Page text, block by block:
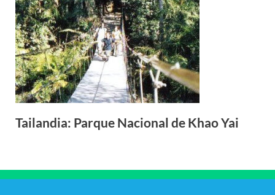
Tailandia: Parque Nacional de Khao Yai